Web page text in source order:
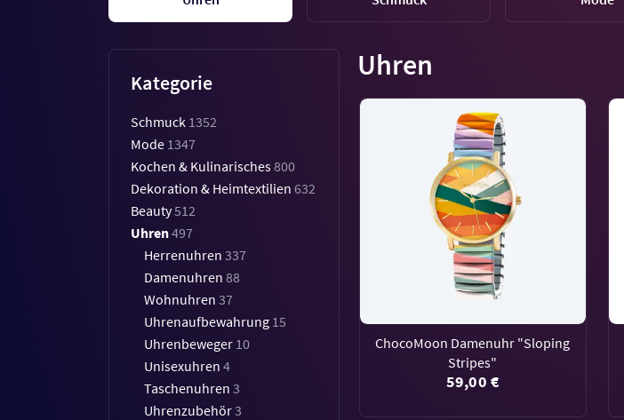
Kategorie
Schmuck 1352
Mode 1347
Kochen & Kulinarisches800
Dekoration & Heimtextilien 632
Beauty512
Uhren497
Herrenuhren 337
Damenuhren 88
Wohnuhren 37
Uhrenaufbewahrung 15
Uhrenbeweger 10
Unisexuhren 4
Taschenuhren 3
Uhrenzubehör3
Uhren
ChocoMoon Damenuhr "Sloping
Stripes"
59,00 €